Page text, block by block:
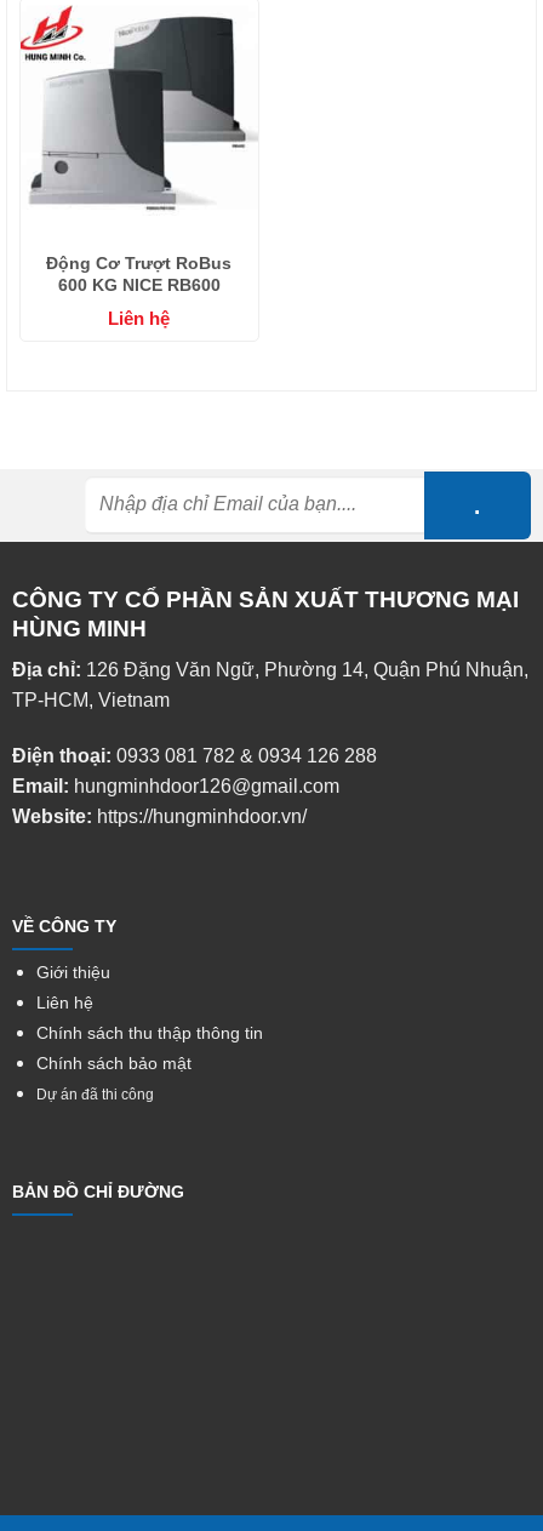
Động Cơ Trượt RoBus
600 KG NICE RB600
Liên hệ
CÔNG TY CỔ PHẦN SẢN XUẤT THƯƠNG MẠI
HÙNG MINH
Địa chỉ: 126 Đặng Văn Ngữ, Phường 14, Quận Phú Nhuận,
TP-HCM, Vietnam
Điện thoại: 0933 081 782 & 0934 126 288
Email: hungminhdoor126@gmail.com
Website: https://hungminhdoor.vn/
VỀ CÔNG TY
Giới thiệu
Liên hệ
Chính sách thu thập thông tin
Chính sách bảo mật
Dự án đã thi công
BẢN ĐỒ CHỈ ĐƯỜNG